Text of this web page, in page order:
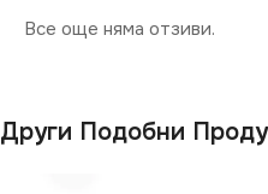
Все още няма отзиви.
Други Подобни